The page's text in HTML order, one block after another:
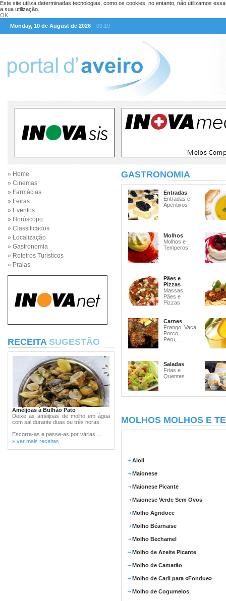
Este site utiliza determinadas tecnologias, como os cookies, no entanto, não utilizamos
a sua utilização.
OK
Monday, 10 de August de 2026
09:19
» Home
» Cinemas
» Farmácias
» Feiras
» Eventos
» Horóscopo
» Classificados
» Localização
» Gastronomia
» Roteiros Turísticos
» Praias
RECEITA SUGESTÃO
Amêijoas à Bulhão Pato
Deixe as amêijoas de molho em água
com sal durante duas ou três horas.
Escorra-as e passe-as por várias ...
» ver mais receitas
GASTRONOMIA
Entradas
Entradas e
Aperitivos
Molhos
Molhos e
Temperos
Pães e
Pizzas
Massas,
Pães e
Pizzas
Carnes
Frango, Vaca,
Porco,
Peru,...
Saladas
Frias e
Quentes
MOLHOS MOLHOS E
Aioli
Maionese
Maionese Picante
Maionese Verde Sem Ovos
Molho Agridoce
Molho Béarnaise
Molho Bechamel
Molho de Azeite Picante
Molho de Camarão
Molho de Caril para «Fondue»
Molho de Cogumelos